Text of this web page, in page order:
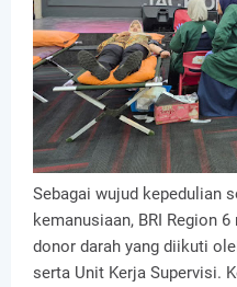
Sebagai wujud kepedulian
kemanusiaan, BRI Region
donor darah yang diikuti
serta Unit Kerja Supervisi.